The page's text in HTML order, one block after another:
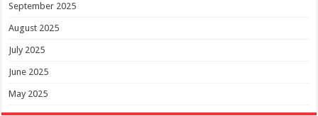
September 2025
August 2025
July 2025
June 2025
May 2025